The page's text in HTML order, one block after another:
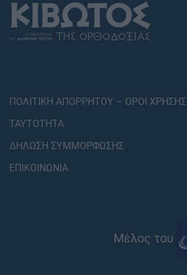
ΠΟΛΙΤΙΚΗ ΑΠΟΡΡΗΤΟΥ – ΟΡΟΙ ΧΡΗΣΗΣ
ΤΑΥΤΟΤΗΤΑ
ΔΗΛΩΣΗ ΣΥΜΜΟΡΦΩΣΗΣ
ΕΠΙΚΟΙΝΩΝΙΑ
Μέλος του